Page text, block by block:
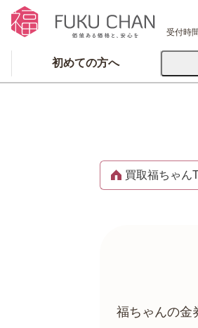
受付時
初めての方へ
買取福ちゃん
福ちゃんの金